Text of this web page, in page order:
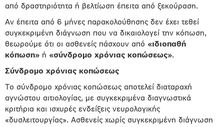
από δραστηριότητα ή βελτίωση έπειτα από ξεκούραση.
Αν έπειτα από 6 μήνες παρακολούθησης δεν έχει τεθεί
συγκεκριμένη διάγνωση που να δικαιολογεί την κόπωση,
θεωρούμε ότι οι ασθενείς πάσχουν από «ιδιοπαθή
κόπωση» ή «σύνδρομο χρόνιας κοπώσεως».
Σύνδρομο χρόνιας κοπώσεως
Το σύνδρομο χρόνιας κοπώσεως αποτελεί διαταραχή
αγνώστου αιτιολογίας, με συγκεκριμένα διαγνωστικά
κριτήρια και ισχυρές ενδείξεις νευρολογικής
«δυσλειτουργίας». Ασθενείς χωρίς συγκεκριμένη διάγνωση